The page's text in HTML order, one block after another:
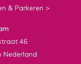
& Parkeren >
46
Nederland